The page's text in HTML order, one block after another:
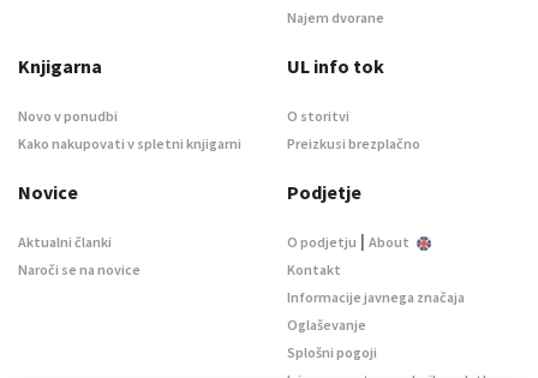
Najem dvorane
Knjigarna
Novo v ponudbi
Kako nakupovati v spletni knjigarni
UL info tok
O storitvi
Preizkusi brezplačno
Novice
Aktualni članki
Naroči se na novice
Podjetje
O podjetju | About
Kontakt
Informacije javnega značaja
Oglaševanje
Splošni pogoji